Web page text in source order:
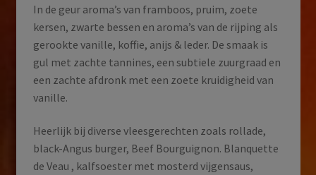
In de geur aroma’s van framboos, pruim, zoete
kersen, zwarte bessen en aroma’s van de rijping als
gerookte vanille, koffie, anijs & leder. De smaak is
gul met zachte tannines, een subtiele zuurgraad en
een zachte afdronk met een zoete kruidigheid van
vanille.
Heerlijk bij diverse vleesgerechten zoals rollade,
black-Angus burger, Beef Bourguignon. Blanquette
de Veau , kalfsoester met mosterd vijgensaus,